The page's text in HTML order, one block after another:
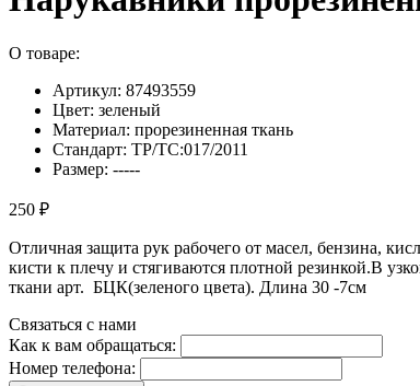
О товаре:
Артикул: 87493559
Цвет: зеленый
Материал: прорезиненная ткань
Стандарт: ТР/ТС:017/2011
Размер: -----
250 ₽
Отличная защита рук рабочего от масел, бензина,
кисти к плечу и стягиваются плотной резинкой.В
ткани арт. БЦК(зеленого цвета). Длина 30 -7см
Связаться с нами
Как к вам обращаться:
Номер телефона: